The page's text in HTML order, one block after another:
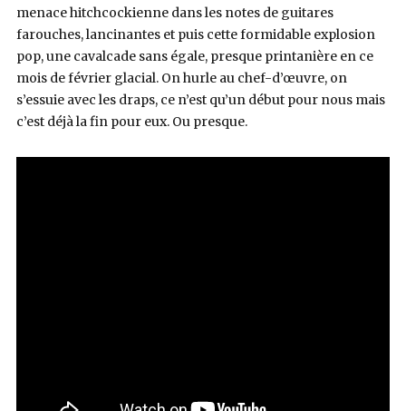
menace hitchcockienne dans les notes de guitares
farouches, lancinantes et puis cette formidable explosion
pop, une cavalcade sans égale, presque printanière en ce
mois de février glacial. On hurle au chef-d’œuvre, on
s’essuie avec les draps, ce n’est qu’un début pour nous mais
c’est déjà la fin pour eux. Ou presque.